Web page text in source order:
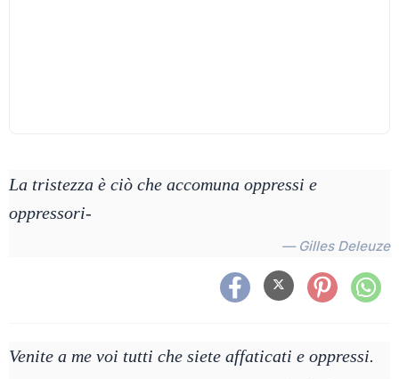
La tristezza è ciò che accomuna oppressi e
oppressori-
— Gilles Deleuze
Venite a me voi tutti che siete affaticati e oppressi.